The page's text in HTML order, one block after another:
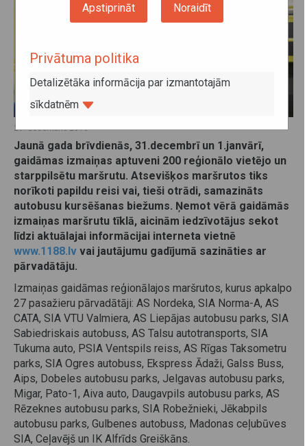
29. decembris 2016
Jaunā gada brīvdienās, 31.decembrī un 1.janvārī,
gaidāmas izmaiņas aptuveni 200 reģionālo vietējo un
starppilsētu maršrutu. Atsevišķos maršrutos tiks
norīkoti papildu reisi vai, tieši otrādi, samazināts
autobusu kursēšanas biežums. Ņemot vērā gaidāmās
izmaiņas maršrutu tīklā, aicinām iedzīvotājus sekot
līdzi aktuālajai informācijai interneta vietnē
www.1188.lv vai jautājumu gadījumā sazināties ar
pārvadātāju.
Izmaiņas gaidāmas reģionālajos maršrutos, kurus apkalpo
27 pasažieru pārvadātāji: AS Nordeka, SIA Norma-A, AS
CATA, SIA VTU Valmiera, AS Liepājas autobusu parks, SIA
Sabiedriskais autobuss, AS Talsu autotransports, SIA
Tukuma auto, PSIA Ventspils reiss, AS Rīgas Taksometru
parks, SIA Ogres autobuss, Ekspress Ādaži, Galss Buss,
Aips, Dobeles autobusu parks, Jelgavas autobusu parks,
Migar, Pato-1, Aiva auto, Daugavpils autobusu parks, AS
Rēzeknes autobusu parks, SIA Robežnieki, Jēkabpils
autobusu parks, Gulbenes autobuss, Madonas ceļubūves
SIA, Ceļavējš un IK Alfrīds Greiškāns.
Apstiprināt Noraidīt
Privātuma politika
Detalizētāka informācija par izmantotajām
sīkdatnēm